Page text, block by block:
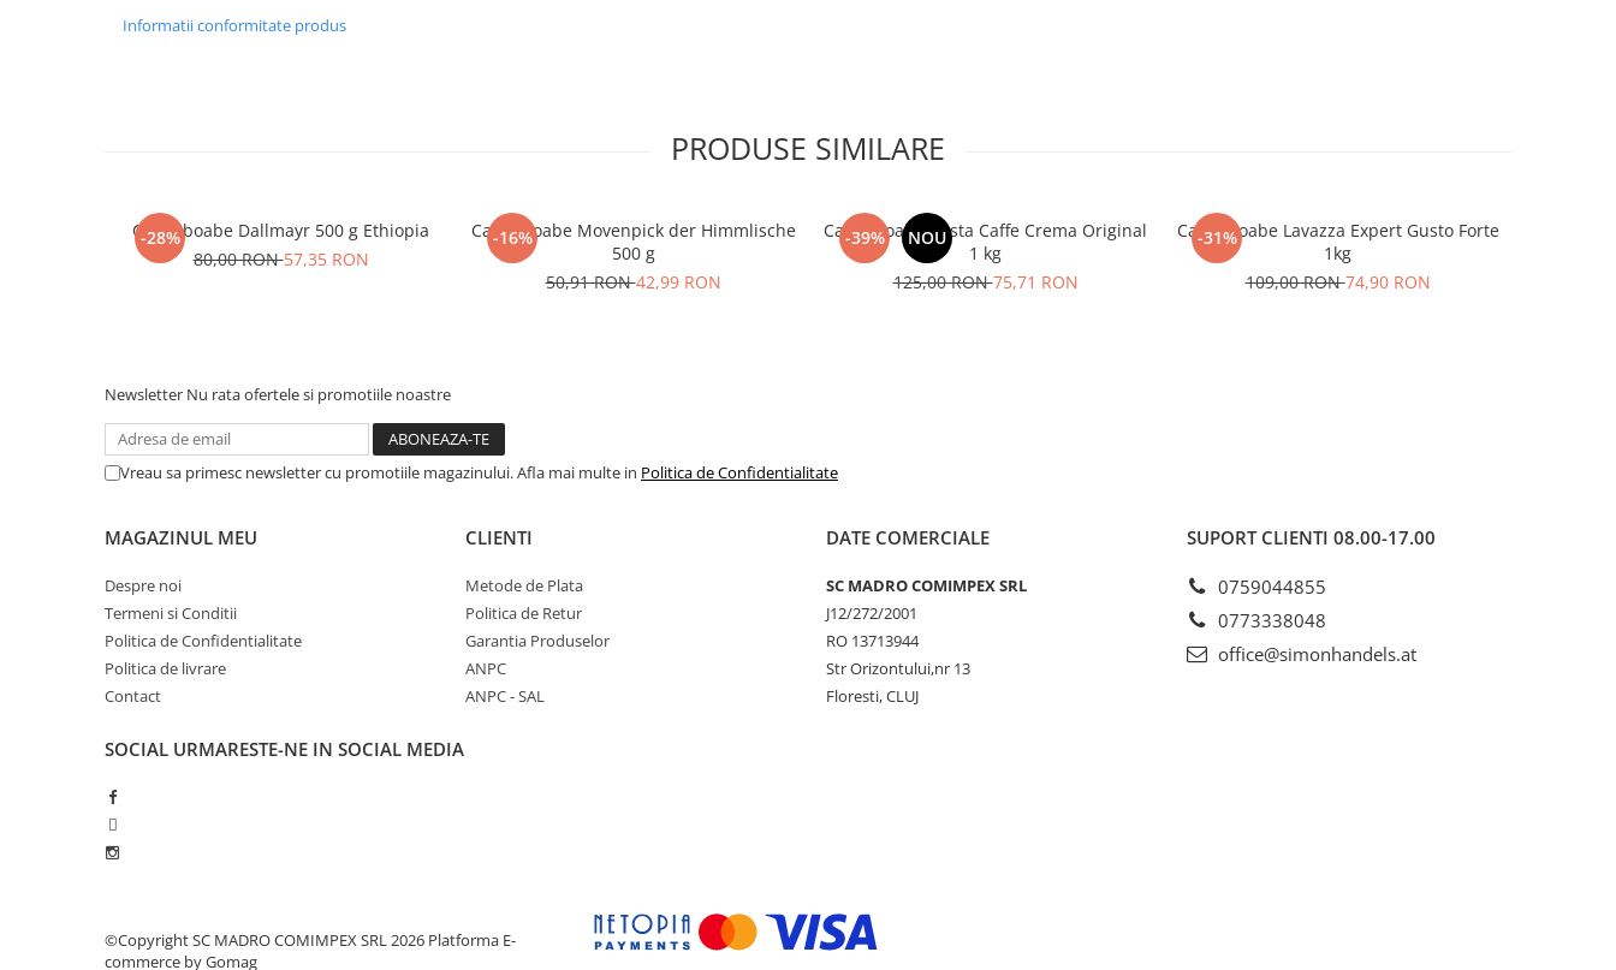
Informatii conformitate produs
PRODUSE SIMILARE
-28%
Cafea boabe Dallmayr 500 g Ethiopia
80,00 RON57,35 RON
-16%
Cafea boabe Movenpick der Himmlische
500 g
50,91 RON42,99 RON
-39% NOU
Cafea boabe Costa Caffe Crema Original
1 kg
125,00 RON75,71 RON
-31%
Cafea boabe Lavazza Expert Gusto Forte
1kg
109,00 RON74,90 RON
Newsletter Nu rata ofertele si promotiile noastre
Vreau sa primesc newsletter cu promotiile magazinului. Afla mai multe in Politica de Confidentialitate
MAGAZINUL MEU
Despre noi
Termeni si Conditii
Politica de Confidentialitate
Politica de livrare
Contact
CLIENTI
Metode de Plata
Politica de Retur
Garantia Produselor
ANPC
ANPC - SAL
DATE COMERCIALE
SC MADRO COMIMPEX SRL
J12/272/2001
RO 13713944
Str Orizontului,nr 13
Floresti, CLUJ
SUPORT CLIENTI 08.00-17.00
0759044855
0773338048
office@simonhandels.at
SOCIAL URMARESTE-NE IN SOCIAL MEDIA
©Copyright SC MADRO COMIMPEX SRL 2026 Platforma E-
commerce by Gomag